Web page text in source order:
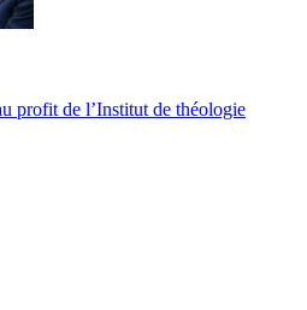
profit de l’Institut de théologie